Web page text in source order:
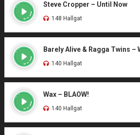
Steve Cropper – Until Now
148 Hallgat
Barely Alive & Ragga Twins –
140 Hallgat
Wax – BLAOW!
140 Hallgat